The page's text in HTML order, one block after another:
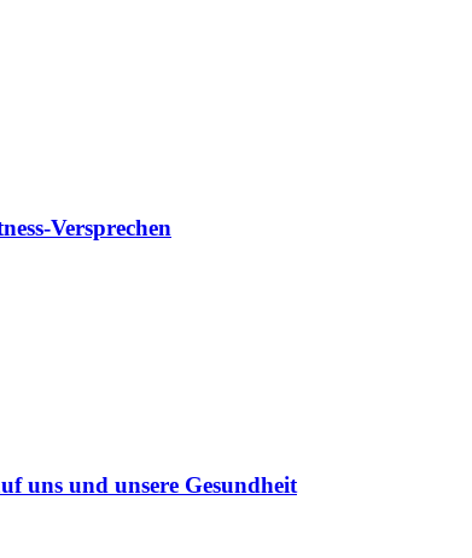
Versprechen
uns und unsere Gesundheit